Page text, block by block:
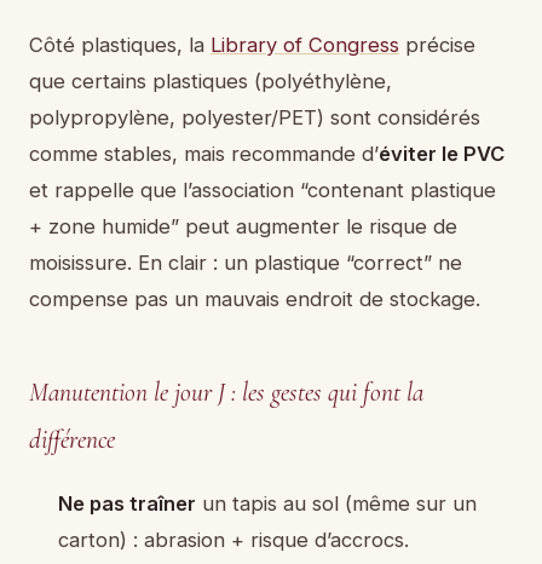
Côté plastiques, la Library of Congress précise
que certains plastiques (polyéthylène,
polypropylène, polyester/PET) sont considérés
comme stables, mais recommande d’éviter le PVC
et rappelle que l’association “contenant plastique
+ zone humide” peut augmenter le risque de
moisissure. En clair : un plastique “correct” ne
compense pas un mauvais endroit de stockage.
Manutention le jour J : les gestes qui font la
différence
Ne pas traîner un tapis au sol (même sur un
carton) : abrasion + risque d’accrocs.